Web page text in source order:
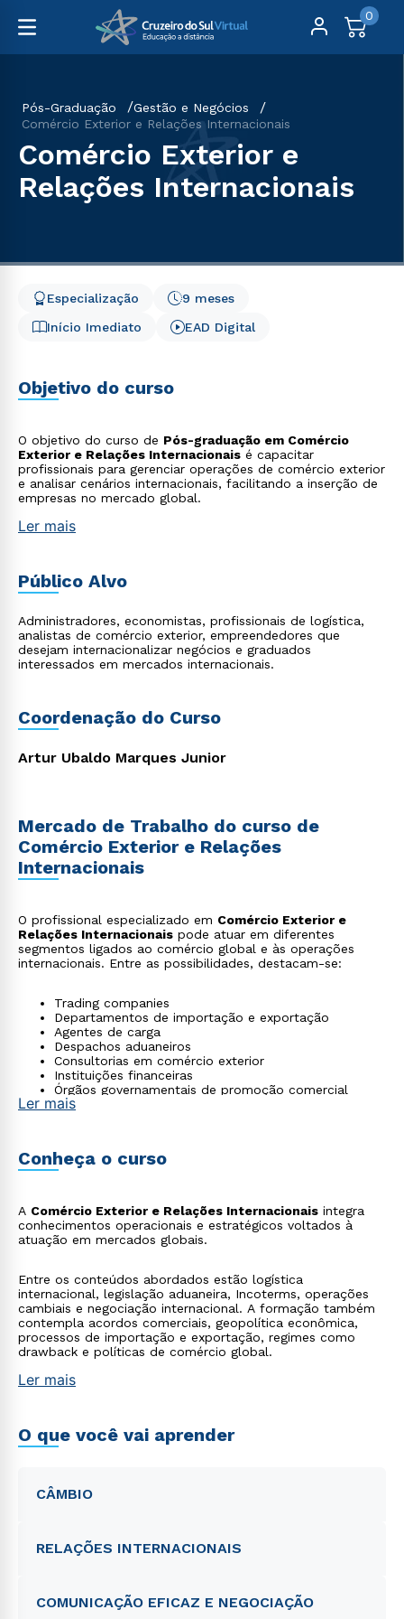
0
Pós-Graduação
Gestão e Negócios
Comércio Exterior e Relações Internacionais
Comércio Exterior e
Relações Internacionais
Início Imediato
9 meses
Especialização
EAD Digital
Objetivo do curso
O objetivo do curso de Pós-graduação em Comércio
Exterior e Relações Internacionais é capacitar
profissionais para gerenciar operações de comércio exterior
e analisar cenários internacionais, facilitando a inserção de
empresas no mercado global.
Ler mais
Público Alvo
Administradores, economistas, profissionais de logística,
analistas de comércio exterior, empreendedores que
desejam internacionalizar negócios e graduados
interessados em mercados internacionais.
Coordenação do Curso
Artur Ubaldo Marques Junior
Mercado de Trabalho do curso de
Comércio Exterior e Relações
Internacionais
O profissional especializado em Comércio Exterior e
Relações Internacionais pode atuar em diferentes
segmentos ligados ao comércio global e às operações
internacionais. Entre as possibilidades, destacam-se:
Trading companies
Departamentos de importação e exportação
Agentes de carga
Despachos aduaneiros
Consultorias em comércio exterior
Instituições financeiras
Órgãos governamentais de promoção comercial
Empresas multinacionais
Ler mais
Conheça o curso
A Comércio Exterior e Relações Internacionais integra
conhecimentos operacionais e estratégicos voltados à
atuação em mercados globais.
Entre os conteúdos abordados estão logística
internacional, legislação aduaneira, Incoterms, operações
cambiais e negociação internacional. A formação também
contempla acordos comerciais, geopolítica econômica,
processos de importação e exportação, regimes como
drawback e políticas de comércio global.
Ler mais
O que você vai aprender
CÂMBIO
RELAÇÕES INTERNACIONAIS
COMUNICAÇÃO EFICAZ E NEGOCIAÇÃO